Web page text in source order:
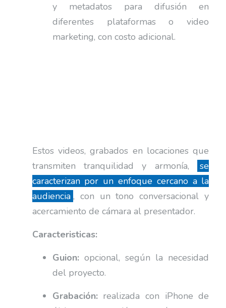
y metadatos para difusión en
diferentes plataformas o video
marketing, con costo adicional.
Estos videos, grabados en locaciones que
transmiten tranquilidad y armonía,
se
caracterizan por un enfoque cercano a la
audiencia , con un tono conversacional y
acercamiento de cámara al presentador.
Caracteristicas:
Guion:opcional, según la necesidad
del proyecto.
Grabación:realizada con iPhone de